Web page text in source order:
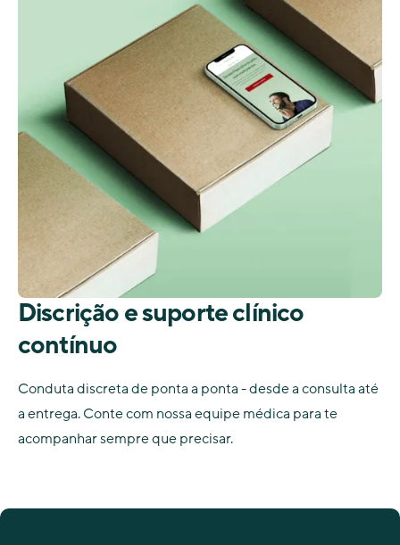
Discrição e suporte clínico
contínuo
Conduta discreta de ponta a ponta - desde a consulta até
a entrega. Conte com nossa equipe médica para te
acompanhar sempre que precisar.